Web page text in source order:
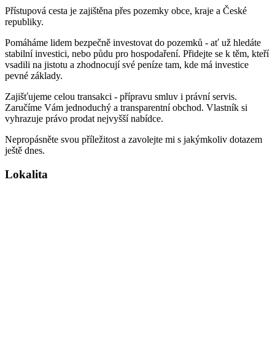
Přístupová cesta je zajištěna přes pozemky obce, kraje a České
republiky.
Pomáháme lidem bezpečně investovat do pozemků - ať už hledáte
stabilní investici, nebo půdu pro hospodaření. Přidejte se k těm, kteří
vsadili na jistotu a zhodnocují své peníze tam, kde má investice
pevné základy.
Zajišťujeme celou transakci - přípravu smluv i právní servis.
Zaručíme Vám jednoduchý a transparentní obchod. Vlastník si
vyhrazuje právo prodat nejvyšší nabídce.
Nepropásněte svou příležitost a zavolejte mi s jakýmkoliv dotazem
ještě dnes.
Lokalita